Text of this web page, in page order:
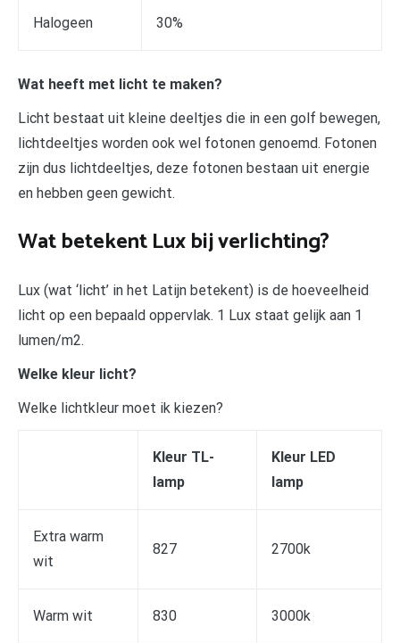
Halogeen 30%
Wat heeft met licht te maken?
Licht bestaat uit kleine deeltjes die in een golf bewegen,
lichtdeeltjes worden ook wel fotonen genoemd. Fotonen
zijn dus lichtdeeltjes, deze fotonen bestaan uit energie
en hebben geen gewicht.
Wat betekent Lux bij verlichting?
Lux (wat ‘licht’ in het Latijn betekent) is de hoeveelheid
licht op een bepaald oppervlak. 1 Lux staat gelijk aan 1
lumen/m2.
Welke kleur licht?
Welke lichtkleur moet ik kiezen?
Kleur TL-
lamp
Kleur LED
lamp
Extra warm
wit
827 2700k
Warm wit 830 3000k